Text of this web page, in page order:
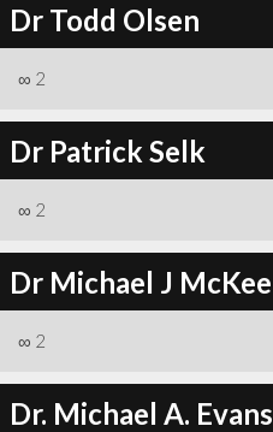
Dr Todd Olsen
∞ 2
Dr Patrick Selk
∞ 2
Dr Michael J McKee
∞ 2
Dr. Michael A. Evans